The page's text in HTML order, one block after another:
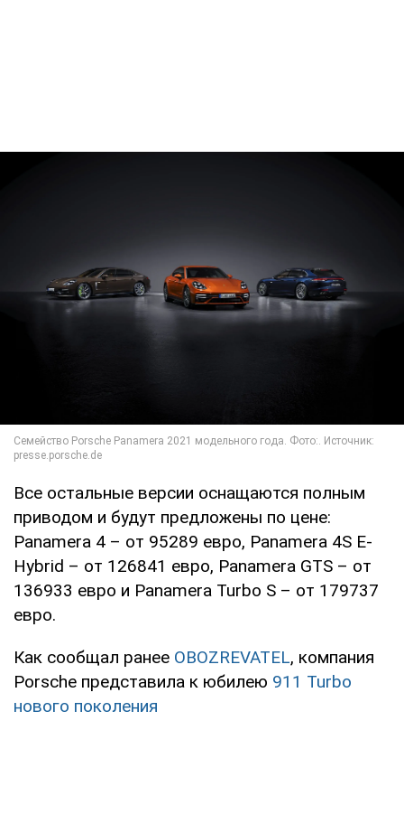
Все остальные версии оснащаются полным
приводом и будут предложены по цене:
Panamera 4 – от 95289 евро, Panamera 4S E-
Hybrid – от 126841 евро, Panamera GTS – от
136933 евро и Panamera Turbo S – от 179737
евро.
Как сообщал ранее OBOZREVATEL, компания
Porsche представила к юбилею 911 Turbo
нового поколения